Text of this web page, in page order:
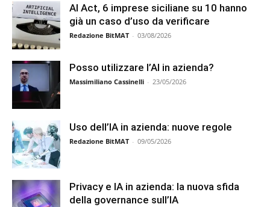
AI Act, 6 imprese siciliane su 10 hanno
già un caso d’uso da verificare
Redazione BitMAT - 03/08/2026
Posso utilizzare l’AI in azienda?
Massimiliano Cassinelli - 23/05/2026
Uso dell’IA in azienda: nuove regole
Redazione BitMAT - 09/05/2026
Privacy e IA in azienda: la nuova sfida
della governance sull’IA